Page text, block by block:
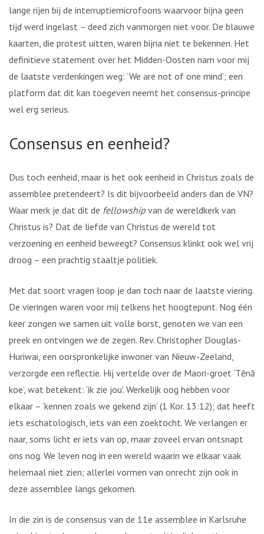
lange rijen bij de interruptiemicrofoons waarvoor bijna geen
tijd werd ingelast – deed zich vanmorgen niet voor. De blauwe
kaarten, die protest uitten, waren bijna niet te bekennen. Het
definitieve statement over het Midden-Oosten nam voor mij
de laatste verdenkingen weg: ‘We are not of one mind’; een
platform dat dit kan toegeven neemt het consensus-principe
wel erg serieus.
Consensus en eenheid?
Dus toch eenheid, maar is het ook eenheid in Christus zoals de
assemblee pretendeert? Is dit bijvoorbeeld anders dan de VN?
Waar merk je dat dit de fellowshipvan de wereldkerk van
Christus is? Dat de liefde van Christus de wereld tot
verzoening en eenheid beweegt? Consensus klinkt ook wel vrij
droog – een prachtig staaltje politiek.
Met dat soort vragen loop je dan toch naar de laatste viering.
De vieringen waren voor mij telkens het hoogtepunt. Nog één
keer zongen we samen uit volle borst, genoten we van een
preek en ontvingen we de zegen. Rev. Christopher Douglas-
Huriwai, een oorspronkelijke inwoner van Nieuw-Zeeland,
verzorgde een reflectie. Hij vertelde over de Maori-groet ‘Tēnā
koe’, wat betekent: ‘ik zie jou’. Werkelijk oog hebben voor
elkaar – ‘kennen zoals we gekend zijn’ (1 Kor. 13:12); dat heeft
iets eschatologisch, iets van een zoektocht. We verlangen er
naar, soms licht er iets van op, maar zoveel ervan ontsnapt
ons nog. We leven nog in een wereld waarin we elkaar vaak
helemaal niet zien; allerlei vormen van onrecht zijn ook in
deze assemblee langs gekomen.
In die zin is de consensus van de 11e assemblee in Karlsruhe